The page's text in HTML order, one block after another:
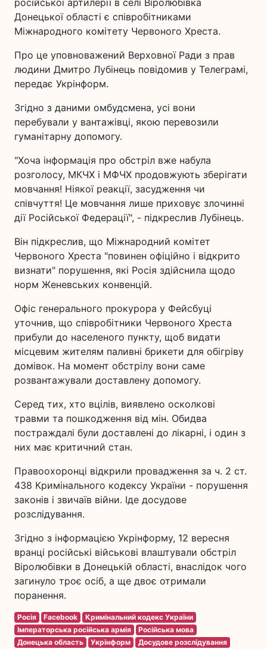
Донецької області є співробітниками
Міжнародного комітету Червоного Хреста.
Про це уповноважений Верховної Ради з прав
людини Дмитро Лубінець повідомив у Телеграмі,
передає Укрінформ.
Згідно з даними омбудсмена, усі вони
перебували у вантажівці, якою перевозили
гуманітарну допомогу.
"Хоча інформація про обстріл вже набула
розголосу, МКЧХ і МФЧХ продовжують зберігати
мовчання! Ніякої реакції, засудження чи
співчуття! Це мовчання лише приховує злочинні
дії Російської Федерації", - підкреслив Лубінець.
Він підкреслив, що Міжнародний комітет
Червоного Хреста "повинен офіційно і відкрито
визнати" порушення, які Росія здійснила щодо
норм Женевських конвенцій.
Офіс генерального прокурора у Фейсбуці
уточнив, що співробітники Червоного Хреста
прибули до населеного пункту, щоб видати
місцевим жителям паливні брикети для обігріву
домівок. На момент обстрілу вони саме
розвантажували доставлену допомогу.
Серед тих, хто вцілів, виявлено осколкові
травми та пошкодження від мін. Обидва
постраждалі були доставлені до лікарні, і один з
них має критичний стан.
Правоохоронці відкрили провадження за ч. 2 ст.
438 Кримінального кодексу України - порушення
законів і звичаїв війни. Іде досудове
розслідування.
Згідно з інформацією Укрінформу, 12 вересня
вранці російські військові влаштували обстріл
Віролюбівки в Донецькій області, внаслідок чого
загинуло троє осіб, а ще двоє отримали
поранення.
Росія Facebook
Кримінальний кодекс України
Імператорська російська армія
Російська мова
Донецька область
Укрінформ
Досудове розслідування